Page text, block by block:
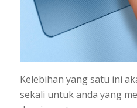
Kelebihan yang satu ini
sekali untuk anda yang